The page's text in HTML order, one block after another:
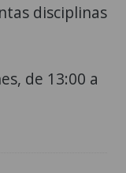
disciplinas
de 13:00 a